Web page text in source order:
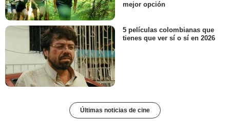
mejor opción
5 películas colombianas que
tienes que ver sí o sí en 2026
Últimas noticias de cine